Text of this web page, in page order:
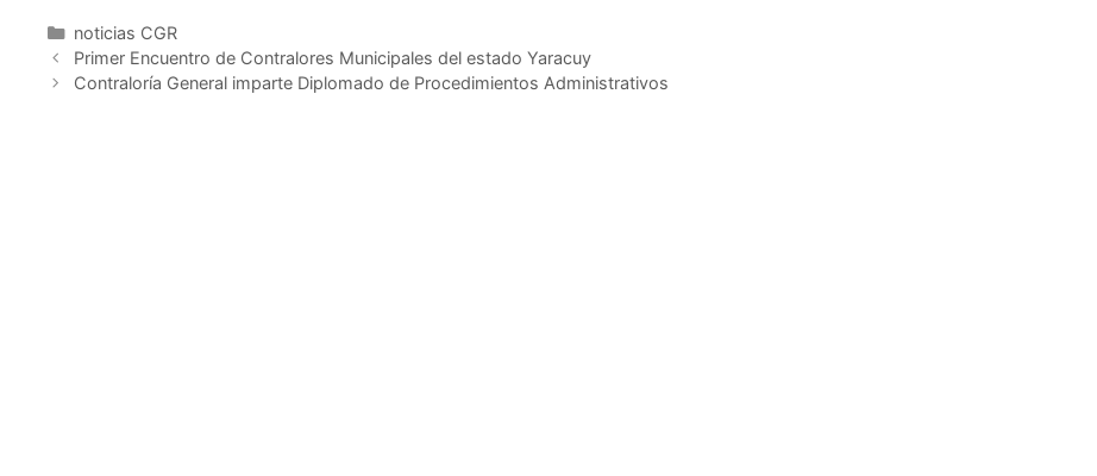
noticias CGR
Primer Encuentro de Contralores Municipales del estado Yaracuy
Contraloría General imparte Diplomado de Procedimientos Administrativos